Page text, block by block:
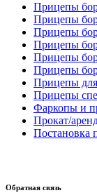
Прицепы
Прицепы
Прицепы
Прицепы
Прицепы
Прицепы
Прицепы
Прицепы
Фаркопы и
Прокат/
Постановка
Обратная связь